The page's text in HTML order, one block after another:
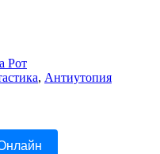
Рот
, Антиутопия